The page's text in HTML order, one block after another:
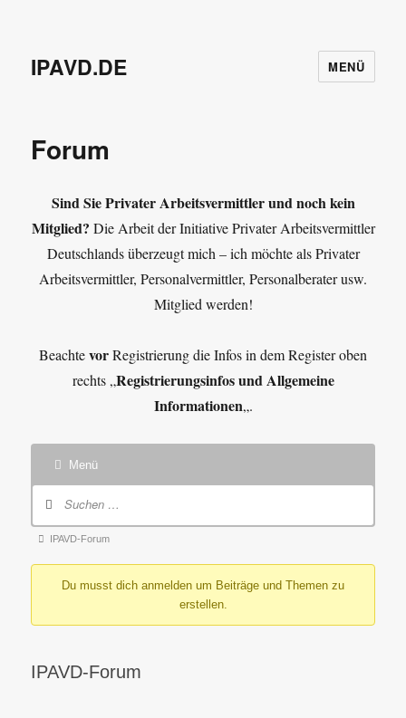
IPAVD.DE MENÜ
Forum
Sind Sie Privater Arbeitsvermittler und noch kein
Mitglied? Die Arbeit der Initiative Privater Arbeitsvermittler
Deutschlands überzeugt mich – ich möchte als Privater
Arbeitsvermittler, Personalvermittler, Personalberater usw.
Mitglied werden!
BeachtevorRegistrierung die Infos in dem Register oben
rechts „Registrierungsinfos und Allgemeine
Informationen„.
Menü
Navigation
Forum-
IPAVD-Forum
Du musst dich anmelden um Beiträge und Themen zu
erstellen.
IPAVD-Forum